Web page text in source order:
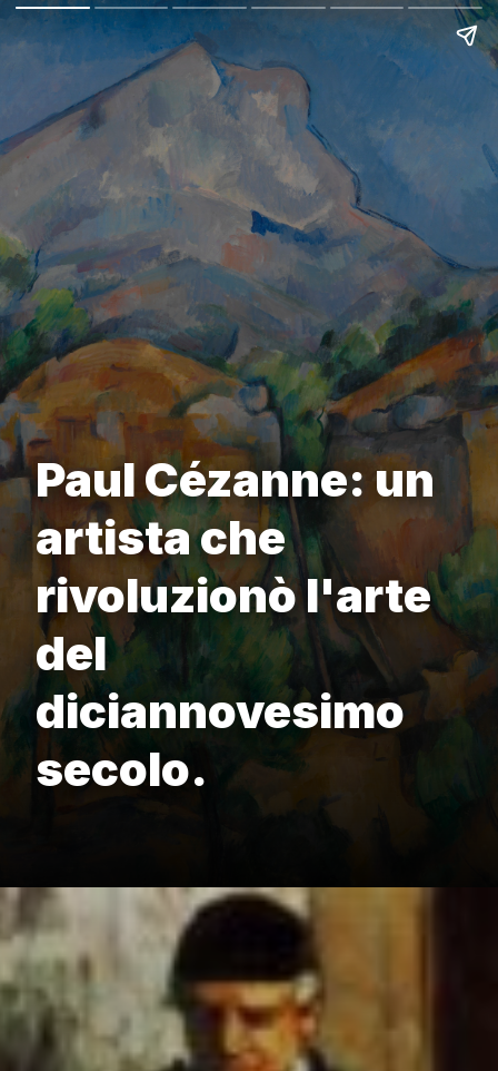
Paul Cézanne: un
artista che
rivoluzionò l'arte
del
diciannovesimo
secolo.